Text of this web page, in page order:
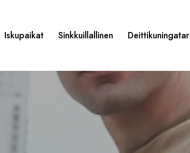
Iskupaikat Sinkkuillallinen Deittikuningatar